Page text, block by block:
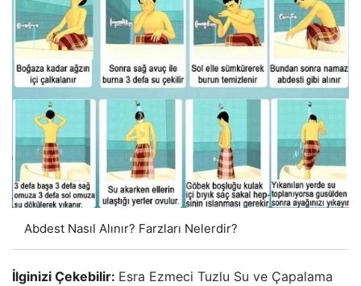
Abdest Nasıl Alınır? Farzları Nelerdir?
İlginizi Çekebilir: Esra Ezmeci Tuzlu Su ve Çapalama